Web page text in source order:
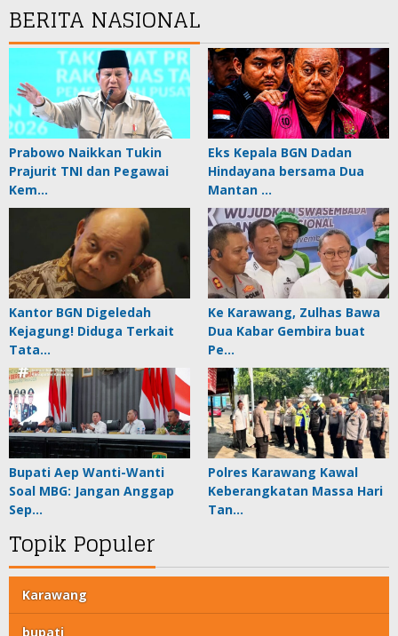
BERITA NASIONAL
Prabowo Naikkan Tukin
Prajurit TNI dan Pegawai
Kem…
Eks Kepala BGN Dadan
Hindayana bersama Dua
Mantan …
Kantor BGN Digeledah
Kejagung! Diduga Terkait
Tata…
Ke Karawang, Zulhas Bawa
Dua Kabar Gembira buat
Pe…
Bupati Aep Wanti-Wanti
Soal MBG: Jangan Anggap
Sep…
Polres Karawang Kawal
Keberangkatan Massa Hari
Tan…
Topik Populer
Karawang
bupati